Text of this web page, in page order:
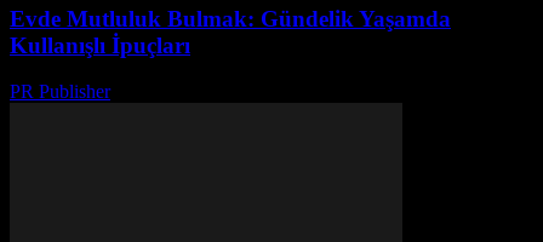
Evde Mutluluk Bulmak: Gündelik Yaşamda
Kullanışlı İpuçları
PR Publisher-